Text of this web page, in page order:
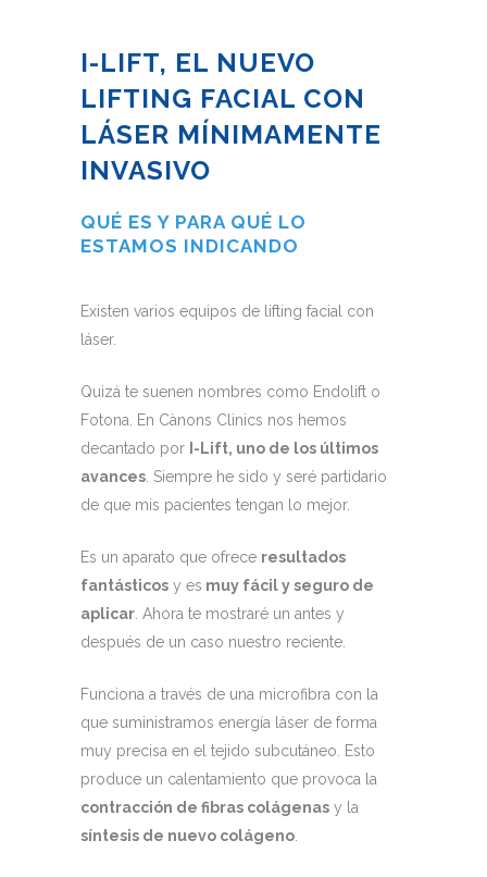
I-LIFT, EL NUEVO
LIFTING FACIAL CON
LÁSER MÍNIMAMENTE
INVASIVO
QUÉ ES Y PARA QUÉ LO
ESTAMOS INDICANDO
Existen varios equipos de lifting facial con
láser.
Quizá te suenen nombres como Endolift o
Fotona. En Cànons Clinics nos hemos
decantado por I-Lift, uno de los últimos
avances . Siempre he sido y seré partidario
de que mis pacientes tengan lo mejor.
Es un aparato que ofrece resultados
fantásticos y es muy fácil y seguro de
aplicar . Ahora te mostraré un antes y
después de un caso nuestro reciente.
Funciona a través de una microfibra con la
que suministramos energía láser de forma
muy precisa en el tejido subcutáneo. Esto
produce un calentamiento que provoca la
contracción de fibras colágenas y la
síntesis de nuevo colágeno